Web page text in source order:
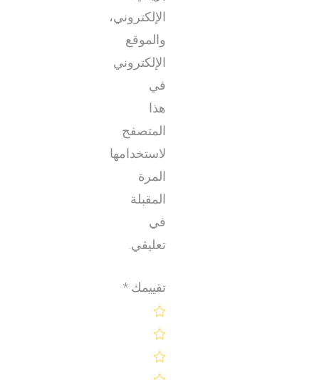
الإلكتروني،
والموقع
الإلكتروني
في
هذا
المتصفح
لاستخدامها
المرة
المقبلة
في
تعليقي.
تقييمك *